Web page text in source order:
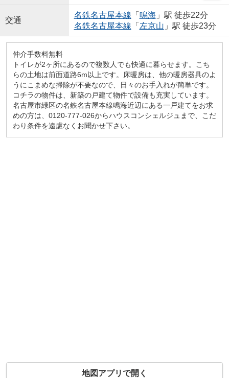
交通
名鉄名古屋本線 「 鳴海」駅 徒歩22分
名鉄名古屋本線 「 左京山 」駅 徒歩23分
仲介手数料無料
トイレが2ヶ所にあるので複数人でも快適に暮らせます。こち
らの土地は前面道路6m以上です。床暖房は、他の暖房器具のよ
うにこまめな掃除が不要なので、日々のお手入れが簡単です。
コチラの物件は、新築の戸建て物件で設備も充実しています。
名古屋市緑区の名鉄名古屋本線鳴海近辺にある一戸建てをお求
めの方は、0120-777-026からハウスコンシェルジュまで、こだ
わり条件を遠慮なくお聞かせ下さい。
地図アプリで開く